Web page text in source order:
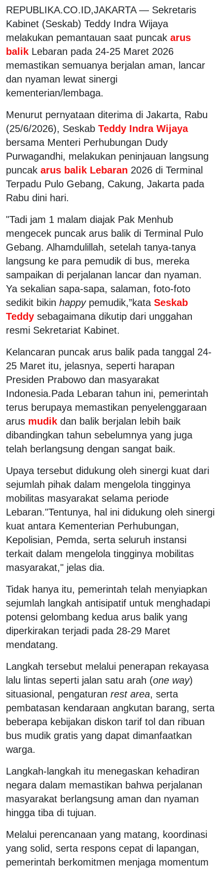
REPUBLIKA.CO.ID,JAKARTA — Sekretaris
Kabinet (Seskab) Teddy Indra Wijaya
melakukan pemantauan saat puncak arus
balik Lebaran pada 24-25 Maret 2026
memastikan semuanya berjalan aman, lancar
dan nyaman lewat sinergi
kementerian/lembaga.
Menurut pernyataan diterima di Jakarta, Rabu
(25/6/2026), Seskab Teddy Indra Wijaya
bersama Menteri Perhubungan Dudy
Purwagandhi, melakukan peninjauan langsung
puncak arus balik Lebaran 2026 di Terminal
Terpadu Pulo Gebang, Cakung, Jakarta pada
Rabu dini hari.
"Tadi jam 1 malam diajak Pak Menhub
mengecek puncak arus balik di Terminal Pulo
Gebang. Alhamdulillah, setelah tanya-tanya
langsung ke para pemudik di bus, mereka
sampaikan di perjalanan lancar dan nyaman.
Ya sekalian sapa-sapa, salaman, foto-foto
sedikit bikin happypemudik,”kata Seskab
Teddy sebagaimana dikutip dari unggahan
resmi Sekretariat Kabinet.
Kelancaran puncak arus balik pada tanggal 24-
25 Maret itu, jelasnya, seperti harapan
Presiden Prabowo dan masyarakat
Indonesia.Pada Lebaran tahun ini, pemerintah
terus berupaya memastikan penyelenggaraan
arus mudik dan balik berjalan lebih baik
dibandingkan tahun sebelumnya yang juga
telah berlangsung dengan sangat baik.
Upaya tersebut didukung oleh sinergi kuat dari
sejumlah pihak dalam mengelola tingginya
mobilitas masyarakat selama periode
Lebaran."Tentunya, hal ini didukung oleh sinergi
kuat antara Kementerian Perhubungan,
Kepolisian, Pemda, serta seluruh instansi
terkait dalam mengelola tingginya mobilitas
masyarakat," jelas dia.
Tidak hanya itu, pemerintah telah menyiapkan
sejumlah langkah antisipatif untuk menghadapi
potensi gelombang kedua arus balik yang
diperkirakan terjadi pada 28-29 Maret
mendatang.
Langkah tersebut melalui penerapan rekayasa
lalu lintas seperti jalan satu arah (one way)
situasional, pengaturan rest area, serta
pembatasan kendaraan angkutan barang, serta
beberapa kebijakan diskon tarif tol dan ribuan
bus mudik gratis yang dapat dimanfaatkan
warga.
Langkah-langkah itu menegaskan kehadiran
negara dalam memastikan bahwa perjalanan
masyarakat berlangsung aman dan nyaman
hingga tiba di tujuan.
Melalui perencanaan yang matang, koordinasi
yang solid, serta respons cepat di lapangan,
pemerintah berkomitmen menjaga momentum